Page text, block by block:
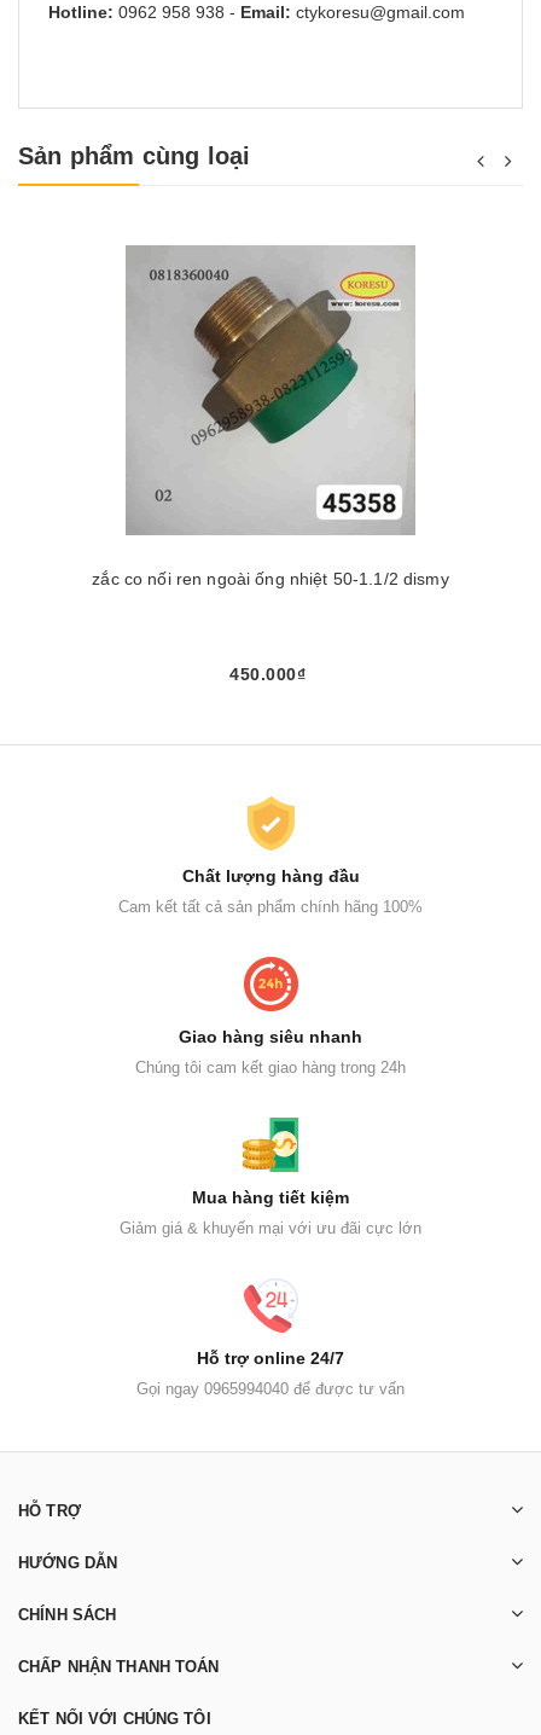
Hotline: 0962 958 938 - Email: ctykoresu@gmail.com
Sản phẩm cùng loại
zắc co nối ren ngoài ống nhiệt 50-1.1/2 dismy
450.000₫
Chất lượng hàng đầu
Cam kết tất cả sản phẩm chính hãng 100%
Giao hàng siêu nhanh
Chúng tôi cam kết giao hàng trong 24h
Mua hàng tiết kiệm
Giảm giá & khuyến mại với ưu đãi cực lớn
Hỗ trợ online 24/7
Gọi ngay 0965994040 để được tư vấn
HỖ TRỢ
HƯỚNG DẪN
CHÍNH SÁCH
CHẤP NHẬN THANH TOÁN
KẾT NỐI VỚI CHÚNG TÔI